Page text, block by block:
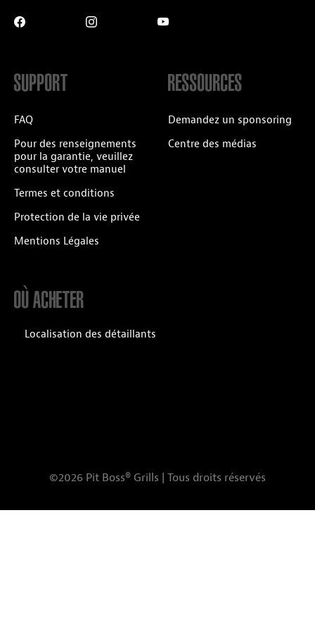
SUPPORT
FAQ
Pour des renseignements
pour la garantie, veuillez
consulter votre manuel
Termes et conditions
Protection de la vie privée
Mentions Légales
RESSOURCES
Demandez un sponsoring
Centre des médias
OÙ ACHETER
Localisation des détaillants
©2026 Pit Boss® Grills | Tous droits réservés